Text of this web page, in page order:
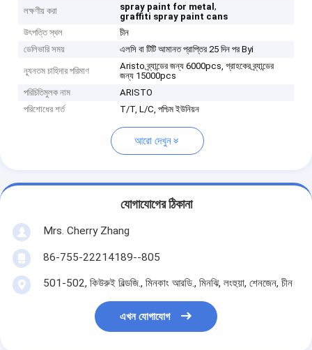
লক্ষণীয় করা spray paint for metal,
graffiti spray paint cans
উৎপত্তি স্থল
চীন
ডেলিভারি সময়
এলসি বা টিটি আমানত প্রাপ্তির 25 দিন পর Byi
ন্যূনতম চাহিদার পরিমাণ
Aristo ব্র্যান্ডের জন্য 6000pcs, গ্রাহকের ব্র্যান্ডের
জন্য 15000pcs
পরিচিতিমুলক নাম
ARISTO
পরিশোধের শর্ত
T/T, L/C, পশ্চিম ইউনিয়ন
আরো দেখুন
যোগাযোগের ঠিকানা
Mrs. Cherry Zhang
86-755-22214189--805
501-502, কিউরুই বিল্ডজি., মিনকাং আরডি., মিনঝি, লংহুয়া, শেনজেন, চীন
এখন যোগাযোগ